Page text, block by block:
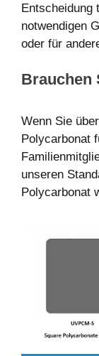
Entscheidung
notwendigen
oder für
Brauchen
Wenn Sie
Polycarbonat
unseren
Polycarbonat